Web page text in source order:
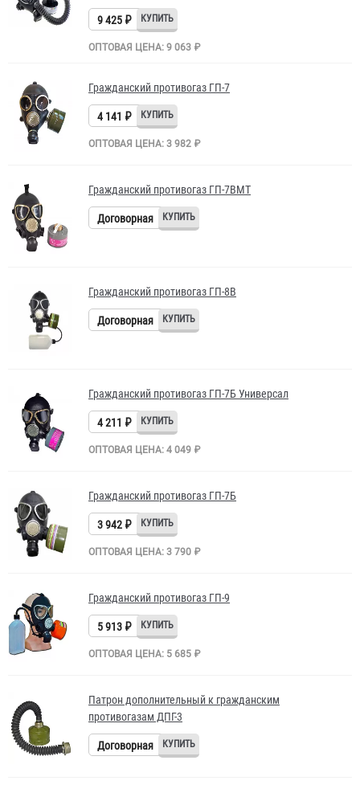
9 425 ₽
ОПТОВАЯ ЦЕНА: 9 063 ₽
Гражданский противогаз ГП-7
4 141 ₽
ОПТОВАЯ ЦЕНА: 3 982 ₽
Гражданский противогаз ГП-7ВМТ
Договорная
Гражданский противогаз ГП-8В
Договорная
Гражданский противогаз ГП-7Б Универсал
4 211 ₽
ОПТОВАЯ ЦЕНА: 4 049 ₽
Гражданский противогаз ГП-7Б
3 942 ₽
ОПТОВАЯ ЦЕНА: 3 790 ₽
Гражданский противогаз ГП-9
5 913 ₽
ОПТОВАЯ ЦЕНА: 5 685 ₽
Патрон дополнительный к гражданским
противогазам ДПГ-3
Договорная